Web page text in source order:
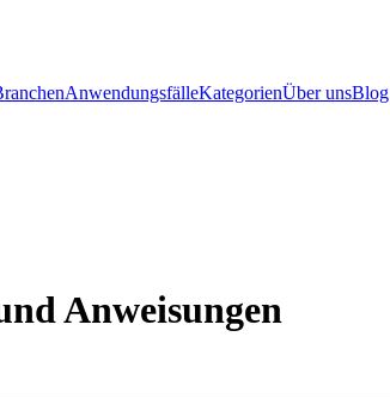
AnwendungsfälleKategorienÜber unsBlog
Anweisungen